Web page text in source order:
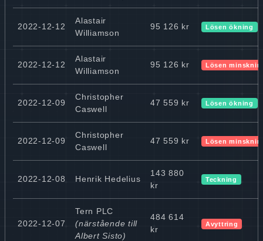
2022-12-12
Alastair
Williamson
95 126 kr Lösen ökning
2022-12-12
Alastair
Williamson
95 126 kr Lösen
2022-12-09
Christopher
Caswell
47 559 kr Lösen ökning
2022-12-09
Christopher
Caswell
47 559 kr Lösen
2022-12-08 Henrik Hedelius
143 880
kr
Teckning
2022-12-07
Tern PLC
(närstående till
Albert Sisto)
484 614
kr
Avyttring